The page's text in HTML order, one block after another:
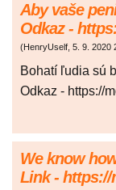
Aby vaše
Odkaz -
(HenryUself, 5. 9. 2020
Bohatí ľudia sú
Odkaz - https://
We know
Link - https://